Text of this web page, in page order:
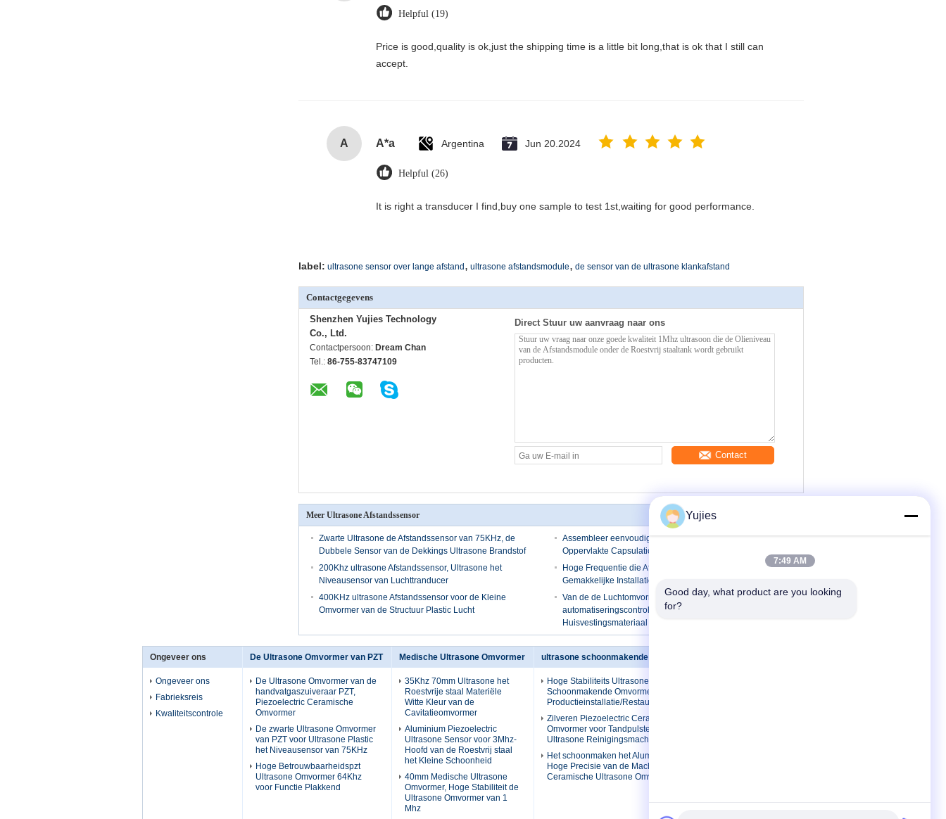
Helpful (19)
Price is good,quality is ok,just the shipping time is a little bit long,that is ok that I still can
accept.
A A*a Argentina Jun 20.2024
Helpful (26)
It is right a transducer I find,buy one sample to test 1st,waiting for good performance.
label: ultrasone sensor over lange afstand , ultrasone afstandsmodule, de sensor van de ultrasone klankafstand
Contactgegevens
Shenzhen Yujies Technology
Co., Ltd.
Contactpersoon: Dream Chan
Tel.: 86-755-83747109
Direct Stuur uw aanvraag naar ons
Contact
Meer Ultrasone Afstandssensor
Zwarte Ultrasone de Afstandssensor van 75KHz, de
Dubbele Sensor van de Dekkings Ultrasone Brandstof
Assembleer eenvoudig Ultrasone de Afstands Stevige
Oppervlakte Capsulation van de Sensormaatregel
200Khz ultrasone Afstandssensor, Ultrasone het
Niveausensor van Luchttranducer
Hoge Frequentie die Afstand meet die Ultrasone Sensor
Gemakkelijke Installatie gebruikt
400KHz ultrasone Afstandssensor voor de Kleine
Omvormer van de Structuur Plastic Lucht
Van de de Luchtomvormer 40KHz van de
automatiseringscontrole Ultrasoon Plastic de
Huisvestingsmateriaal
Ongeveer ons
Ongeveer ons
Fabrieksreis
Kwaliteitscontrole
De Ultrasone Omvormer van PZT
De Ultrasone Omvormer van de
handvatgaszuiveraar PZT,
Piezoelectric Ceramische
Omvormer
De zwarte Ultrasone Omvormer
van PZT voor Ultrasone Plastic
het Niveausensor van 75KHz
Hoge Betrouwbaarheidspzt
Ultrasone Omvormer 64Khz
voor Functie Plakkend
Medische Ultrasone Omvormer
35Khz 70mm Ultrasone het
Roestvrije staal Materiële
Witte Kleur van de
Cavitatieomvormer
Aluminium Piezoelectric
Ultrasone Sensor voor 3Mhz-
Hoofd van de Roestvrij staal
het Kleine Schoonheid
40mm Medische Ultrasone
Omvormer, Hoge Stabiliteit de
Ultrasone Omvormer van 1
Mhz
ultrasone schoonmakende omvormer
Hoge Stabiliteits Ultrasone
Schoonmakende Omvormer voor
Productieinstallatie/Restaurant
Zilveren Piezoelectric Ceramische
Omvormer voor Tandpulsteller
Ultrasone Reinigingsmachine
Het schoonmaken het Aluminium
Hoge Precisie van de Machine Piezo
Ceramische Ultrasone Omvormer
Yujies
7:49 AM
Good day, what product are you looking
for?